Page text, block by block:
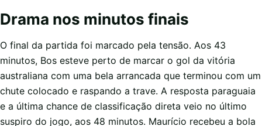
Drama nos minutos finais
O final da partida foi marcado pela tensão. Aos 43
minutos, Bos esteve perto de marcar o gol da vitória
australiana com uma bela arrancada que terminou com um
chute colocado e raspando a trave. A resposta paraguaia
e a última chance de classificação direta veio no último
suspiro do jogo, aos 48 minutos. Maurício recebeu a bola